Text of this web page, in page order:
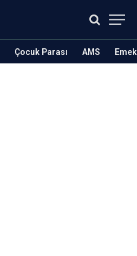
Çocuk Parası AMS